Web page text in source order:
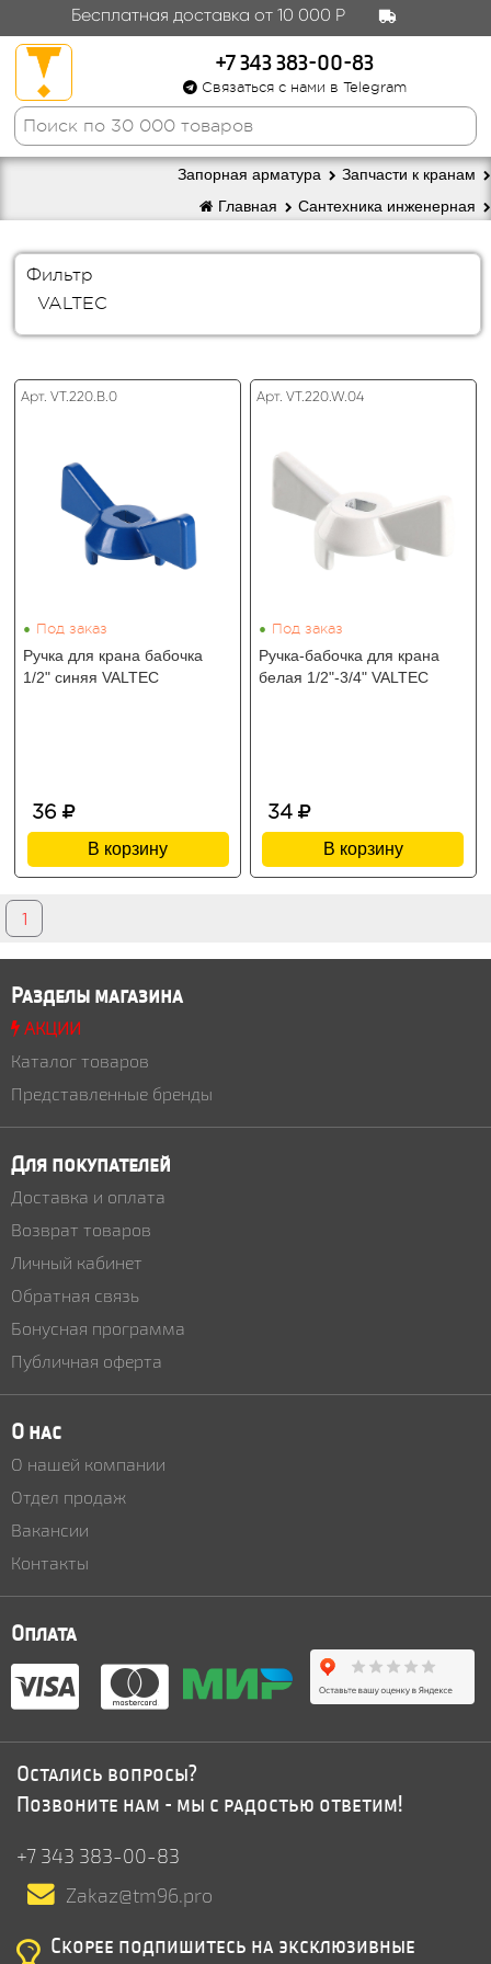
Бесплатная доставка от 10 000 Р
+7 343 383-00-83
Связаться с нами в Telegram
Запчасти к кранам
Запорная арматура
Сантехника инженерная
Главная
Фильтр
VALTEC
Арт. VT.220.B.0
• Под заказ
Ручка для крана бабочка
1/2" синяя VALTEC
36
В корзину
Арт. VT.220.W.04
• Под заказ
Ручка-бабочка для крана
белая 1/2"-3/4" VALTEC
34
В корзину
1
Разделы магазина
АКЦИИ
Каталог товаров
Представленные бренды
Для покупателей
Доставка и оплата
Возврат товаров
Личный кабинет
Обратная связь
Бонусная программа
Публичная оферта
О нас
О нашей компании
Отдел продаж
Вакансии
Контакты
Оплата
Остались вопросы?
Позвоните нам - мы с радостью ответим!
+7 343 383-00-83
Zakaz@tm96.pro
Скорее подпишитесь на эксклюзивные